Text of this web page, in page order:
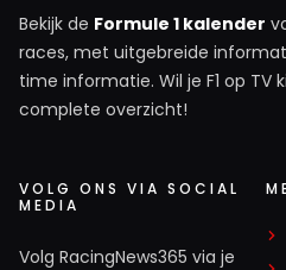
Bekijk de Formule 1 kalender
races, met uitgebreide
time informatie. Wil je F1 op TV
complete overzicht!
VOLG ONS VIA SOCIAL
MEDIA
Volg RacingNews365 via je